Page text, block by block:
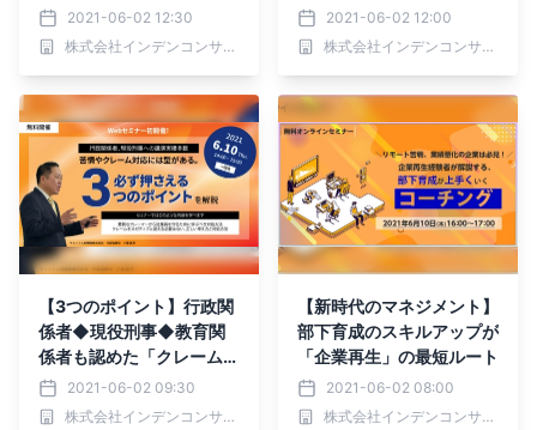
2021-06-02 12:30
株式会社インデンコンサルティング
2021-06-02 12:00
株式会社インデンコンサルティング
【3つのポイント】行政関
係者◆現役刑事◆教育関
係者も認めた「クレーム対
応術」2021-06-02 09:30
株式会社インデンコンサルティング
【新時代のマネジメント】
部下育成のスキルアップが
「企業再生」の最短ルート
2021-06-02 08:00
株式会社インデンコンサルティング